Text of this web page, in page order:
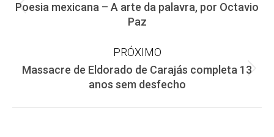
de
Post
anterior:
Poesia mexicana – A arte da palavra, por Octavio
Paz
PRÓXIMO
Próximo
post:
Massacre de Eldorado de Carajás completa 13
anos sem desfecho